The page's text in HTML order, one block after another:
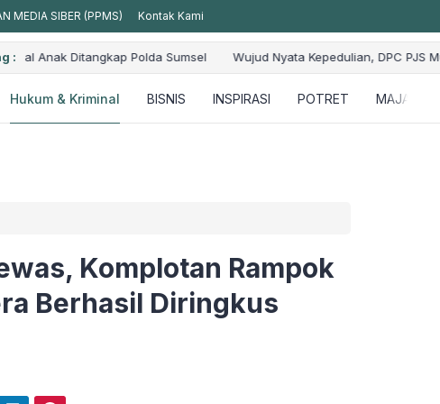
MEDIA SIBER (PPMS) Kontak Kami
: Wujud Nyata Kepedulian, DPC PJS Muba Salurkan Puluhan Karung
Hukum & Kriminal BISNIS INSPIRASI POTRET MAJALAH
Komplotan Rampok
Berhasil Diringkus